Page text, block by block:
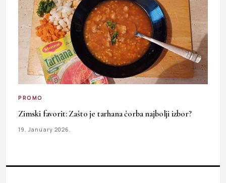
PROMO
Zimski favorit: Zašto je tarhana čorba najbolji izbor?
19. January 2026.